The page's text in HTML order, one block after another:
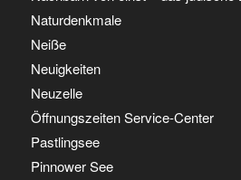
Naturdenkmale
Neiße
Neuigkeiten
Neuzelle
Öffnungszeiten Service-Center
Pastlingsee
Pinnower See